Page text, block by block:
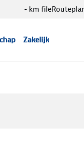
Zakelijk
- km file